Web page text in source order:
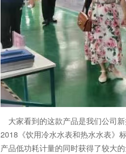
大家看到的这款产品是我们公司
2018《饮用冷水水表和热水水表》
产品低功耗计量的同时获得了较大